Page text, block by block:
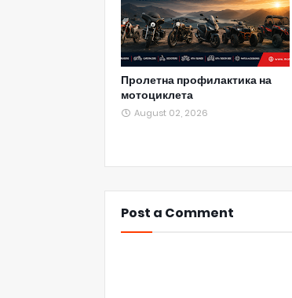
Пролетна профилактика на
мотоциклета
August 02, 2026
Post a Comment